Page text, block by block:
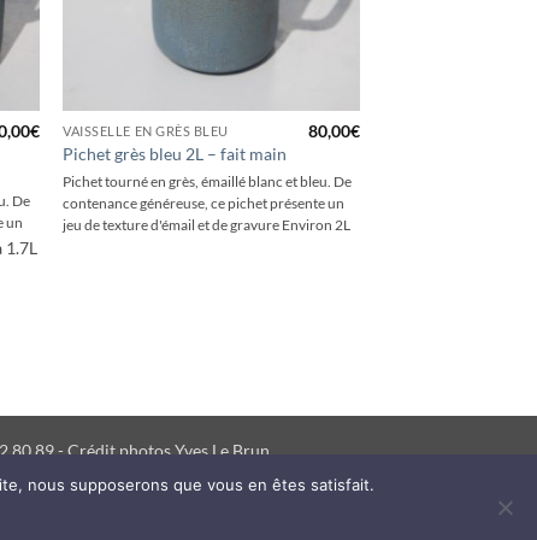
€
De
un
1.7L
VAISSELLE EN GRÈS BLEU
Pichet grès bleu 2L – fait main
80,00€
Pichet tourné en grès, émaillé blanc et bleu. De
contenance généreuse, ce pichet présente un
jeu de texture d'émail et de gravure Environ 2L
80 89 - Crédit photos Yves Le Brun
nous supposerons que vous en êtes satisfait.